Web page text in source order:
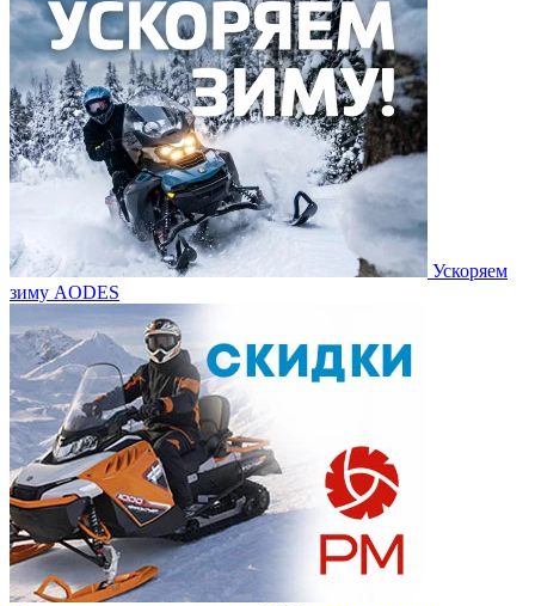
Ускоряем
зиму AODES